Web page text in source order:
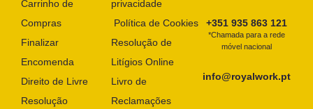
Carrinho de
Compras
Finalizar
Encomenda
Direito de Livre
Resolução
privacidade
Política de Cookies
Resolução de
Litígios Online
Livro de
Reclamações
+351 935 863 121
*Chamada para a rede
móvel nacional
info@royalwork.pt